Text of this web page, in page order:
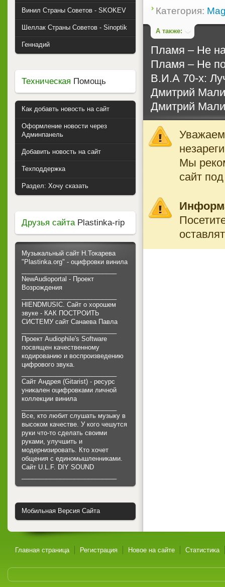
Категория:
А также:
Пламя ‎– Не
Пламя ‎– Не
В.И.А 70-х:
Дмитрий
Дмитрий
Мы
сайт
Винил Страны Советов - SKOKEV
Шеллак Страны Советов - Sinoptik
Геннадий
Техническая Помощь
Как добавть новость на сайт
Оформление новости через
Админпанель
Добавить новость на сайт
Техподдержка
Раздел: Хочу сказать
Друзья сайтаPlastinka-rip
Музыкальный сайт Н.Токарева
"Plastinka.org" - оцифровки винила
NewAudioportal - Проект
Возрождения
HIENDMUSIC. Сайт о хорошем
звуке - КАК ПОСТРОИТЬ
СИСТЕМУ сайт Санаева Павла
Проект Audiophile's Software
посвящен качественному
кодированию и воспроизведению
цифрового звука.
Сайт Андрея (Gitarist) - ресурс
уникален оцифровками личной
коллекции винила
Все, кто любит слушать музыку в
высоком качестве. У кого чешутся
руки что-то сделать своими
руками, улучшить и
модернизировать. Кто хочет
общения с единомышленниками.
Cайт U.L.F. DIY SOUND
Мобильная Версия Сайта
Главная страница Регистрация Новое на сайте Статистика